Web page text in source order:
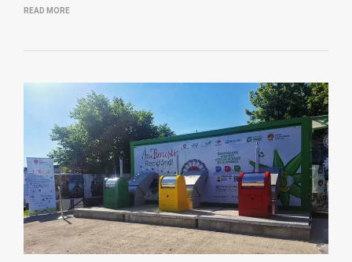
READ MORE